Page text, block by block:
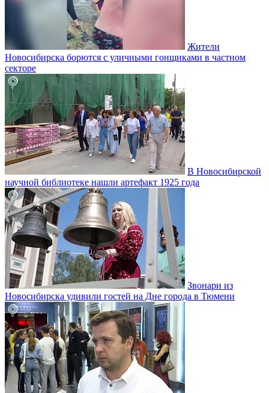
Жители
Новосибирска борются с уличными гонщиками в частном
секторе
В Новосибирской
научной библиотеке нашли артефакт 1925 года
Звонари из
Новосибирска удивили гостей на Дне города в Тюмени